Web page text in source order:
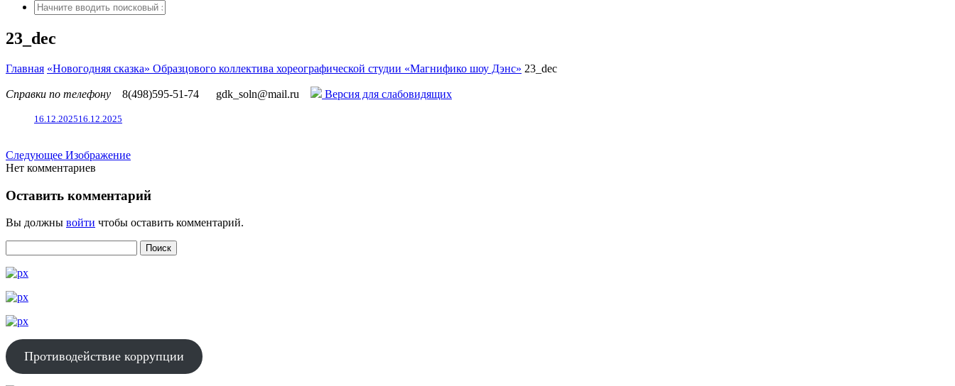
23_dec
Главная «Новогодняя сказка» Образцового коллектива хореографической студии «Магнифико шоу Дэнс» 23_dec
Справки по телефону 8(498)595-51-74 gdk_soln@mail.ru Версия для слабовидящих
16.12.202516.12.2025
Следующее Изображение
Нет комментариев
Оставить комментарий
Вы должны войти чтобы оставить комментарий.
Противодействие коррупции